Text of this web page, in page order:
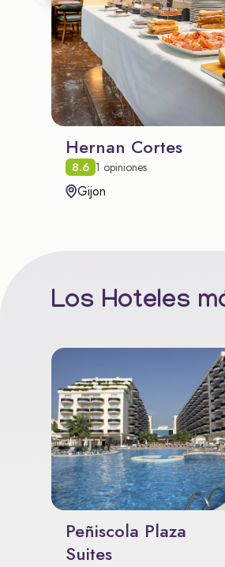
Hernan Cortes
8.6 1 opiniones
Gijon
Los Hoteles
Peñiscola Plaza
Suites